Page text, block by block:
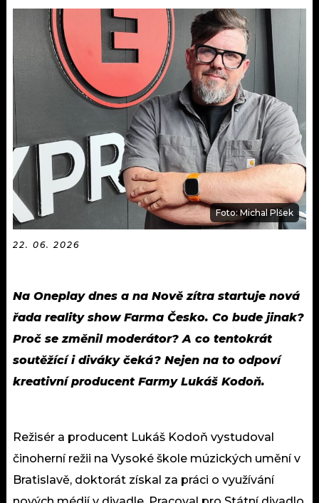
KALENDÁŘ
TRENDY
KULTURA
MIX
OSTATNÍ
APLIKACE
PROGRAM
PLAYLIST
SOUTĚŽE
Foto: Michal Plšek
22. 06. 2026
Na Oneplay dnes a na Nově zítra startuje nová
řada reality show Farma Česko. Co bude jinak?
Proč se změnil moderátor? A co tentokrát
soutěžící i diváky čeká? Nejen na to odpoví
kreativní producent Farmy Lukáš Kodoň.
Režisér a producent Lukáš Kodoň vystudoval
činoherní režii na Vysoké škole múzických umění v
Bratislavě, doktorát získal za práci o využívání